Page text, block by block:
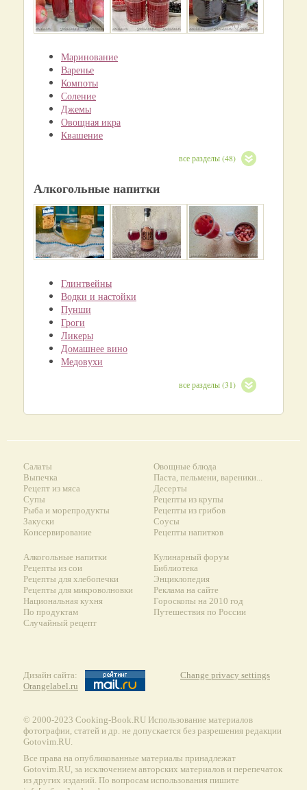
Маринование
Варенье
Компоты
Соление
Джемы
Овощная икра
Квашение
все разделы (48)
Алкогольные напитки
Глинтвейны
Водки и настойки
Пунши
Гроги
Ликеры
Домашнее вино
Медовухи
все разделы (31)
Салаты
Выпечка
Рецепт из мяса
Супы
Рыба и морепродукты
Закуски
Консервирование
Овощные блюда
Паста, пельмени, вареники...
Десерты
Рецепты из крупы
Рецепты из грибов
Соусы
Рецепты напитков
Алкогольные напитки
Рецепты из сои
Рецепты для хлебопечки
Рецепты для микроволновки
Национальная кухня
По продуктам
Случайный рецепт
Кулинарный форум
Библиотека
Энциклопедия
Реклама на сайте
Гороскопы на 2010 год
Путешествия по России
Дизайн сайта:
Orangelabel.ru
Change privacy settings
© 2000-2023 Сooking-Book.RU Использование материалов
фотографии, статей и др. не допускается без разрешения редакции
Gotovim.RU.
Все права на опубликованные материалы принадлежат
Gotovim.RU, за исключением авторских материалов и перепечаток
из других изданий. По вопросам использования пишите